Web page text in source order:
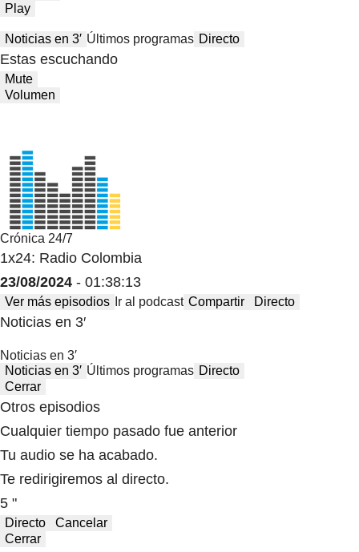
Play
Noticias en 3′ Últimos programas Directo
Estas escuchando
Mute
Volumen
Crónica 24/7
1x24: Radio Colombia
23/08/2024 - 01:38:13
Ver más episodios Ir al podcast Compartir Directo
Noticias en 3′
Noticias en 3′
Noticias en 3′ Últimos programas Directo
Cerrar
Otros episodios
Cualquier tiempo pasado fue anterior
Tu audio se ha acabado.
Te redirigiremos al directo.
5 "
Directo
Cancelar
Cerrar